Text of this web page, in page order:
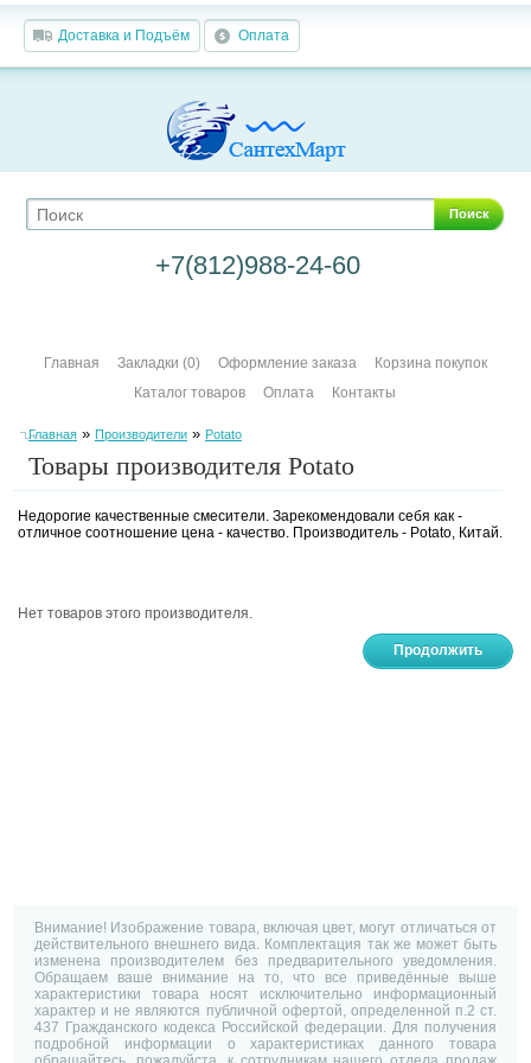
Доставка и Подъём Оплата
Поиск
+7(812)988-24-60
Главная Закладки (0) Оформление заказа
Корзина покупок
Каталог товаров
Оплата Контакты
Главная» Производители» Potato
Товары производителя Potato
Недорогие качественные смесители. Зарекомендовали себя как -
отличное соотношение цена - качество. Производитель - Potato, Китай.
Нет товаров этого производителя.
Продолжить
Внимание! Изображение товара, включая цвет, могут отличаться от
действительного внешнего вида. Комплектация так же может быть
изменена производителем без предварительного уведомления.
Обращаем ваше внимание на то, что все приведённые выше
характеристики товара носят исключительно информационный
характер и не являются публичной офертой, определенной п.2 ст.
437 Гражданского кодекса Российской федерации. Для получения
подробной информации о характеристиках данного товара